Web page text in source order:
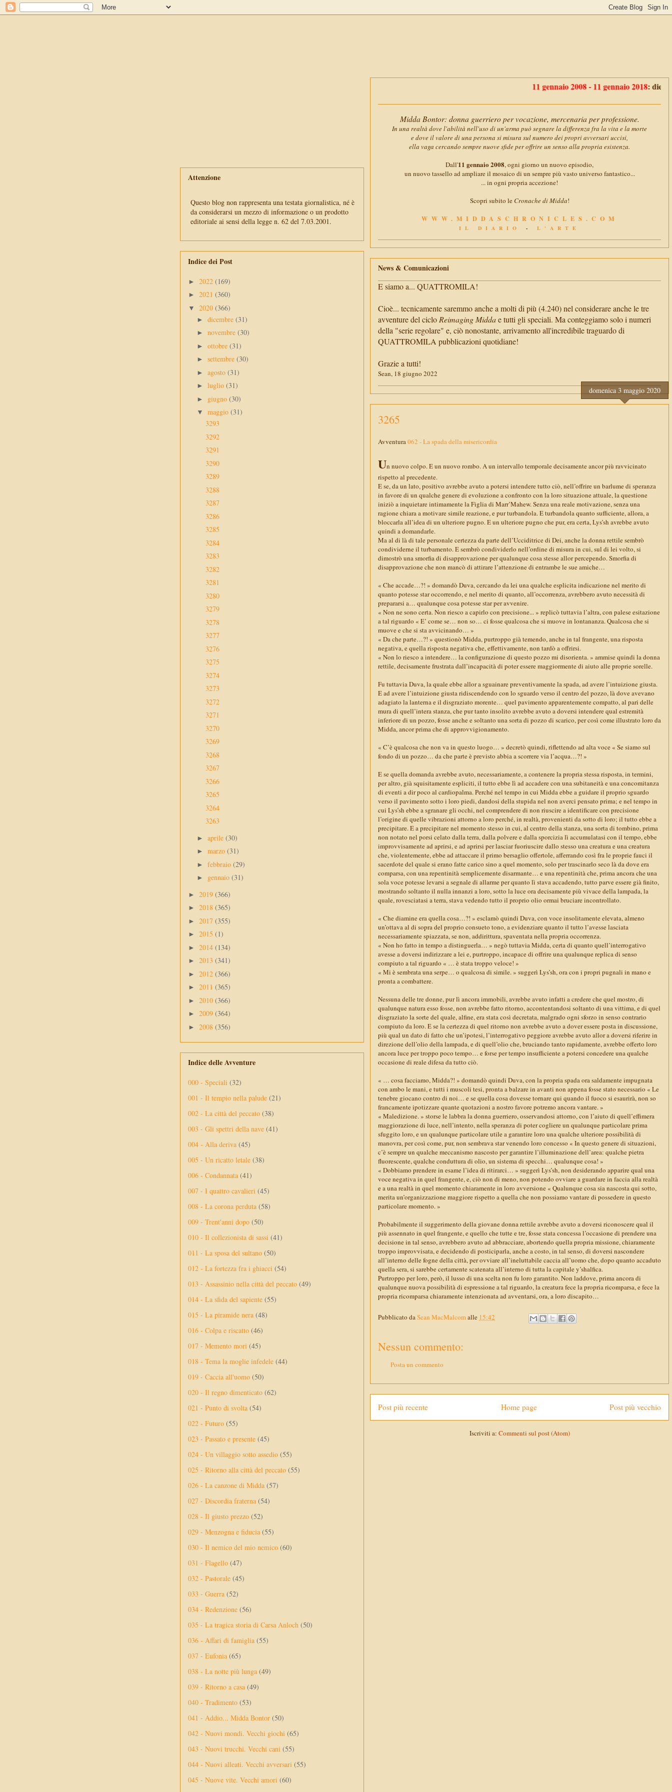
11 gennaio 2008 - 11 gennaio 2018: dieci anni con
Midda Bontor: donna guerriero per vocazione, mercenaria per professione.
In una realtà dove l'abilità nell'uso di un'arma può segnare la differenza fra la vita e la morte
e dove il valore di una persona si misura sul numero dei propri avversari uccisi,
ella vaga cercando sempre nuove sfide per offrire un senso alla propria esistenza.
Dall'11 gennaio 2008, ogni giorno un nuovo episodio,
un nuovo tassello ad ampliare il mosaico di un sempre più vasto universo fantastico...
... in ogni propria accezione!
Scopri subito le Cronache di Midda!
WWW.MIDDASCHRONICLES.COM
IL DIARIO - L'ARTE
News & Comunicazioni
E siamo a... QUATTROMILA!
Cioè... tecnicamente saremmo anche a molti di più (4.240) nel considerare anche le tre
avventure del cicloReimaging Middae tutti gli speciali. Ma conteggiamo solo i numeri
della "serie regolare" e, ciò nonostante, arrivamento all'incredibile traguardo di
QUATTROMILA pubblicazioni quotidiane!
Grazie a tutti!
Sean, 18 giugno 2022
domenica 3 maggio 2020
3265
Avventura062 - La spada della misericordia
Un nuovo colpo. E un nuovo rombo. A un intervallo temporale decisamente ancor più ravvicinato
rispetto al precedente.
E se, da un lato, positivo avrebbe avuto a potersi intendere tutto ciò, nell’offrire un barlume di speranza
in favore di un qualche genere di evoluzione a confronto con la loro situazione attuale, la questione
iniziò a inquietare intimamente la Figlia di Marr’Mahew. Senza una reale motivazione, senza una
ragione chiara a motivare simile reazione, e pur turbandola. E turbandola quanto sufficiente, allora, a
bloccarla all’idea di un ulteriore pugno. E un ulteriore pugno che pur, era certa, Lys’sh avrebbe avuto
quindi a domandarle.
Ma al di là di tale personale certezza da parte dell’Ucciditrice di Dei, anche la donna rettile sembrò
condividerne il turbamento. E sembrò condividerlo nell’ordine di misura in cui, sul di lei volto, si
dimostrò una smorfia di disapprovazione per qualunque cosa stesse allor percependo. Smorfia di
disapprovazione che non mancò di attirare l’attenzione di entrambe le sue amiche…
« Che accade…?! » domandò Duva, cercando da lei una qualche esplicita indicazione nel merito di
quanto potesse star occorrendo, e nel merito di quanto, all’occorrenza, avrebbero avuto necessità di
prepararsi a… qualunque cosa potesse star per avvenire.
« Non ne sono certa. Non riesco a capirlo con precisione... » replicò tuttavia l’altra, con palese esitazione
a tal riguardo « E’ come se… non so… ci fosse qualcosa che si muove in lontananza. Qualcosa che si
muove e che si sta avvicinando… »
« Da che parte…?! » questionò Midda, purtroppo già temendo, anche in tal frangente, una risposta
negativa, e quella risposta negativa che, effettivamente, non tardò a offrirsi.
« Non lo riesco a intendere… la configurazione di questo pozzo mi disorienta. » ammise quindi la donna
rettile, decisamente frustrata dall’incapacità di poter essere maggiormente di aiuto alle proprie sorelle.
Fu tuttavia Duva, la quale ebbe allor a sguainare preventivamente la spada, ad avere l’intuizione giusta.
E ad avere l’intuizione giusta ridiscendendo con lo sguardo verso il centro del pozzo, là dove avevano
adagiato la lanterna e il disgraziato morente… quel pavimento apparentemente compatto, al pari delle
mura di quell’intera stanza, che pur tanto insolito avrebbe avuto a doversi intendere qual estremità
inferiore di un pozzo, fosse anche e soltanto una sorta di pozzo di scarico, per così come illustrato loro da
Midda, ancor prima che di approvvigionamento.
« C’è qualcosa che non va in questo luogo… » decretò quindi, riflettendo ad alta voce « Se siamo sul
fondo di un pozzo… da che parte è previsto abbia a scorrere via l’acqua…?! »
E se quella domanda avrebbe avuto, necessariamente, a contenere la propria stessa risposta, in termini,
per altro, già squisitamente espliciti, il tutto ebbe lì ad accadere con una subitaneità e una concomitanza
di eventi a dir poco al cardiopalma. Perché nel tempo in cui Midda ebbe a guidare il proprio sguardo
verso il pavimento sotto i loro piedi, dandosi della stupida nel non averci pensato prima; e nel tempo in
cui Lys’sh ebbe a sgranare gli occhi, nel comprendere di non riuscire a identificare con precisione
l’origine di quelle vibrazioni attorno a loro perché, in realtà, provenienti da sotto di loro; il tutto ebbe a
precipitare. E a precipitare nel momento stesso in cui, al centro della stanza, una sorta di tombino, prima
non notato nel porsi celato dalla terra, dalla polvere e dalla sporcizia lì accumulatasi con il tempo, ebbe
improvvisamente ad aprirsi, e ad aprirsi per lasciar fuoriuscire dallo stesso una creatura e una creatura
che, violentemente, ebbe ad attaccare il primo bersaglio offertole, afferrando così fra le proprie fauci il
sacerdote del quale si erano fatte carico sino a quel momento, solo per trascinarlo seco là da dove era
comparsa, con una repentinità semplicemente disarmante… e una repentinità che, prima ancora che una
sola voce potesse levarsi a segnale di allarme per quanto lì stava accadendo, tutto parve essere già finito,
mostrando soltanto il nulla innanzi a loro, sotto la luce ora decisamente più vivace della lampada, la
quale, rovesciatasi a terra, stava vedendo tutto il proprio olio ormai bruciare incontrollato.
« Che diamine era quella cosa…?! » esclamò quindi Duva, con voce insolitamente elevata, almeno
un’ottava al di sopra del proprio consueto tono, a evidenziare quanto il tutto l’avesse lasciata
necessariamente spiazzata, se non, addirittura, spaventata nella propria occorrenza.
« Non ho fatto in tempo a distinguerla… » negò tuttavia Midda, certa di quanto quell’interrogativo
avesse a doversi indirizzare a lei e, purtroppo, incapace di offrire una qualunque replica di senso
compiuto a tal riguardo « … è stata troppo veloce! »
« Mi è sembrata una serpe… o qualcosa di simile. » suggerì Lys’sh, ora con i propri pugnali in mano e
pronta a combattere.
Nessuna delle tre donne, pur lì ancora immobili, avrebbe avuto infatti a credere che quel mostro, di
qualunque natura esso fosse, non avrebbe fatto ritorno, accontentandosi soltanto di una vittima, e di quel
disgraziato la sorte del quale, alfine, era stata così decretata, malgrado ogni sforzo in senso contrario
compiuto da loro. E se la certezza di quel ritorno non avrebbe avuto a dover essere posta in discussione,
più qual un dato di fatto che un’ipotesi, l’interrogativo peggiore avrebbe avuto allor a doversi riferire in
direzione dell’olio della lampada, e di quell’olio che, bruciando tanto rapidamente, avrebbe offerto loro
ancora luce per troppo poco tempo… e forse per tempo insufficiente a potersi concedere una qualche
occasione di reale difesa da tutto ciò.
« … cosa facciamo, Midda?! » domandò quindi Duva, con la propria spada ora saldamente impugnata
con ambo le mani, e tutti i muscoli tesi, pronta a balzare in avanti non appena fosse stato necessario « Le
tenebre giocano contro di noi… e se quella cosa dovesse tornare qui quando il fuoco si esaurirà, non so
francamente ipotizzare quante quotazioni a nostro favore potremo ancora vantare. »
« Maledizione. » storse le labbra la donna guerriero, osservandosi attorno, con l’aiuto di quell’effimera
maggiorazione di luce, nell’intento, nella speranza di poter cogliere un qualunque particolare prima
sfuggito loro, e un qualunque particolare utile a garantire loro una qualche ulteriore possibilità di
manovra, per così come, pur, non sembrava star venendo loro concesso « In questo genere di situazioni,
c’è sempre un qualche meccanismo nascosto per garantire l’illuminazione dell’area: qualche pietra
fluorescente, qualche conduttura di olio, un sistema di specchi… qualunque cosa! »
« Dobbiamo prendere in esame l’idea di ritirarci… » suggerì Lys’sh, non desiderando apparire qual una
voce negativa in quel frangente, e, ciò non di meno, non potendo ovviare a guardare in faccia alla realtà
e a una realtà in quel momento chiaramente in loro avversione « Qualunque cosa sia nascosta qui sotto,
merita un’organizzazione maggiore rispetto a quella che non possiamo vantare di possedere in questo
particolare momento. »
Probabilmente il suggerimento della giovane donna rettile avrebbe avuto a doversi riconoscere qual il
più assennato in quel frangente, e quello che tutte e tre, fosse stata concessa l’occasione di prendere una
decisione in tal senso, avrebbero avuto ad abbracciare, abortendo quella propria missione, chiaramente
troppo improvvisata, e decidendo di posticiparla, anche a costo, in tal senso, di doversi nascondere
all’interno delle fogne della città, per ovviare all’ineluttabile caccia all’uomo che, dopo quanto accaduto
quella sera, si sarebbe certamente scatenata all’interno di tutta la capitale y’shalfica.
Purtroppo per loro, però, il lusso di una scelta non fu loro garantito. Non laddove, prima ancora di
qualunque nuova possibilità di espressione a tal riguardo, la creatura fece la propria ricomparsa, e fece la
propria ricomparsa chiaramente intenzionata ad avventarsi, ora, a loro discapito…
Pubblicato daSean MacMalcomalle 15:42
Nessun commento:
Posta un commento
Post più recente Post più vecchio
Home page
Iscriviti a: Commenti sul post (Atom)
Attenzione
Questo blog non rappresenta una testata giornalistica, né è
da considerarsi un mezzo di informazione o un prodotto
editoriale ai sensi della legge n. 62 del 7.03.2001.
Indice dei Post
► 2022 (169)
► 2021 (360)
▼ 2020 (366)
► dicembre (31)
► novembre (30)
► ottobre (31)
► settembre (30)
► agosto (31)
► luglio (31)
► giugno (30)
▼ maggio (31)
3293
3292
3291
3290
3289
3288
3287
3286
3285
3284
3283
3282
3281
3280
3279
3278
3277
3276
3275
3274
3273
3272
3271
3270
3269
3268
3267
3266
3265
3264
3263
► aprile (30)
► marzo (31)
► febbraio (29)
► gennaio (31)
► 2019 (366)
► 2018 (365)
► 2017 (355)
► 2015 (1)
► 2014 (134)
► 2013 (341)
► 2012 (366)
► 2011 (365)
► 2010 (366)
► 2009 (364)
► 2008 (356)
Indice delle Avventure
000 - Speciali (32)
001 - Il tempio nella palude (21)
002 - La città del peccato (38)
003 - Gli spettri della nave (41)
004 - Alla deriva (45)
005 - Un ricatto letale (38)
006 - Condannata (41)
007 - I quattro cavalieri (45)
008 - La corona perduta (58)
009 - Trent'anni dopo (50)
010 - Il collezionista di sassi (41)
011 - La sposa del sultano (50)
012 - La fortezza fra i ghiacci (54)
013 - Assassinio nella città del peccato (49)
014 - La sfida del sapiente (55)
015 - La piramide nera (48)
016 - Colpa e riscatto (46)
017 - Memento mori (45)
018 - Tema la moglie infedele (44)
019 - Caccia all'uomo (50)
020 - Il regno dimenticato (62)
021 - Punto di svolta (54)
022 - Futuro (55)
023 - Passato e presente (45)
024 - Un villaggio sotto assedio (55)
025 - Ritorno alla città del peccato (55)
026 - La canzone di Midda (57)
027 - Discordia fraterna (54)
028 - Il giusto prezzo (52)
029 - Menzogna e fiducia (55)
030 - Il nemico del mio nemico (60)
031 - Flagello (47)
032 - Pastorale (45)
033 - Guerra (52)
034 - Redenzione (56)
035 - La tragica storia di Carsa Anloch (50)
036 - Affari di famiglia (55)
037 - Eufonia (65)
038 - La notte più lunga (49)
039 - Ritorno a casa (49)
040 - Tradimento (53)
041 - Addio... Midda Bontor (50)
042 - Nuovi mondi. Vecchi giochi (65)
043 - Nuovi trucchi. Vecchi cani (55)
044 - Nuovi alleati. Vecchi avversari (55)
045 - Nuove vite. Vecchi amori (60)